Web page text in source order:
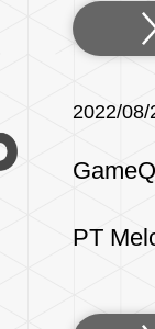
2022/08/
PT